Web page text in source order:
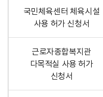
국민체육센터 체육시설
사용 허가 신청서
근로자종합복지관
다목적실 사용 허가
신청서